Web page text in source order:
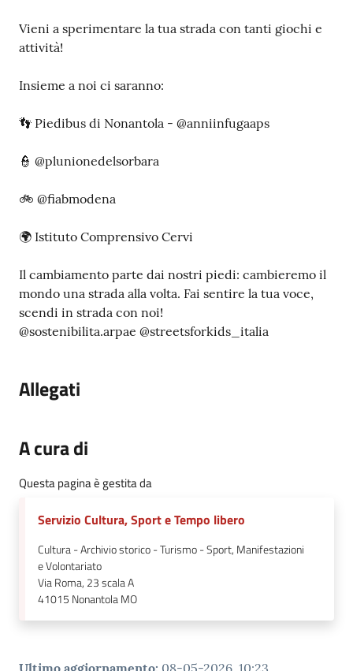
Vieni a sperimentare la tua strada con tanti giochi e
attività!
Insieme a noi ci saranno:
👣 Piedibus di Nonantola - @anniinfugaaps
👮 @plunionedelsorbara
🚲 @fiabmodena
🌍 Istituto Comprensivo Cervi
Il cambiamento parte dai nostri piedi: cambieremo il
mondo una strada alla volta. Fai sentire la tua voce,
scendi in strada con noi!
@sostenibilita.arpae @streetsforkids_italia
Allegati
A cura di
Questa pagina è gestita da
Servizio Cultura, Sport e Tempo libero
Cultura - Archivio storico - Turismo - Sport, Manifestazioni
e Volontariato
Via Roma, 23 scala A
41015 Nonantola MO